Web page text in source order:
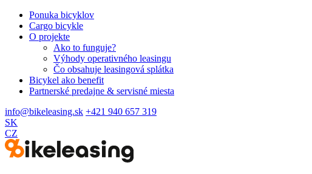
Ponuka bicyklov
Cargo bicykle
O projekte
Ako to funguje?
Výhody operativného leasingu
Čo obsahuje leasingová splátka
Bicykel ako benefit
Partnerské predajne & servisné miesta
info@bikeleasing.sk +421 940 657 319
SK
CZ